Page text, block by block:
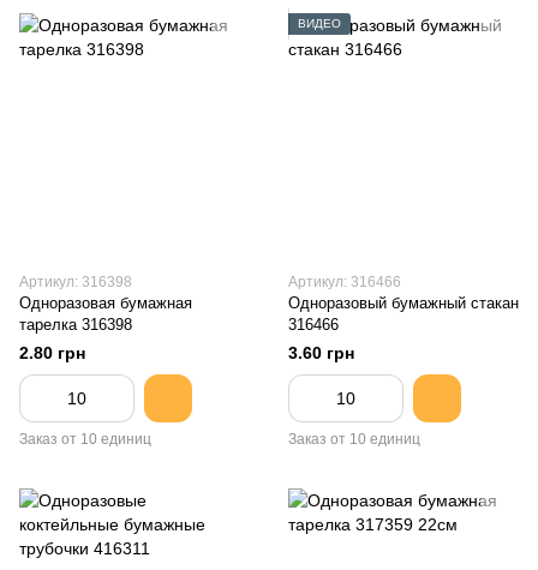
Артикул: 316398
Одноразовая бумажная
тарелка 316398
2.80 грн
Заказ от 10 единиц
ВИДЕО
Артикул: 316466
Одноразовый бумажный стакан
316466
3.60 грн
Заказ от 10 единиц